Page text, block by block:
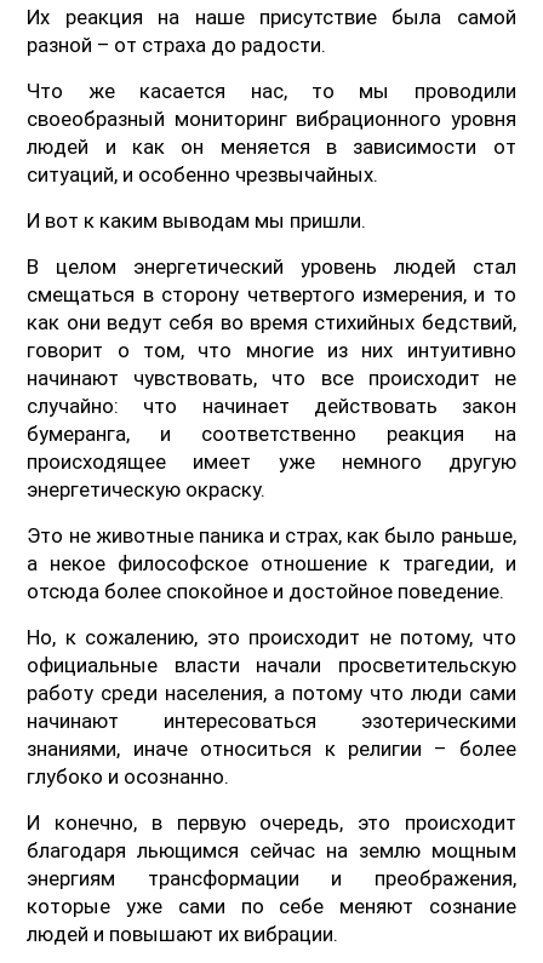
Их реакция на наше присутствие была самой
разной – от страха до радости.
Что же касается нас, то мы проводили
своеобразный мониторинг вибрационного уровня
людей и как он меняется в зависимости от
ситуаций, и особенно чрезвычайных.
И вот к каким выводам мы пришли.
В целом энергетический уровень людей стал
смещаться в сторону четвертого измерения, и то
как они ведут себя во время стихийных бедствий,
говорит о том, что многие из них интуитивно
начинают чувствовать, что все происходит не
случайно: что начинает действовать закон
бумеранга, и соответственно реакция на
происходящее имеет уже немного другую
энергетическую окраску.
Это не животные паника и страх, как было раньше,
а некое философское отношение к трагедии, и
отсюда более спокойное и достойное поведение.
Но, к сожалению, это происходит не потому, что
официальные власти начали просветительскую
работу среди населения, а потому что люди сами
начинают интересоваться эзотерическими
знаниями, иначе относиться к религии – более
глубоко и осознанно.
И конечно, в первую очередь, это происходит
благодаря льющимся сейчас на землю мощным
энергиям трансформации и преображения,
которые уже сами по себе меняют сознание
людей и повышают их вибрации.